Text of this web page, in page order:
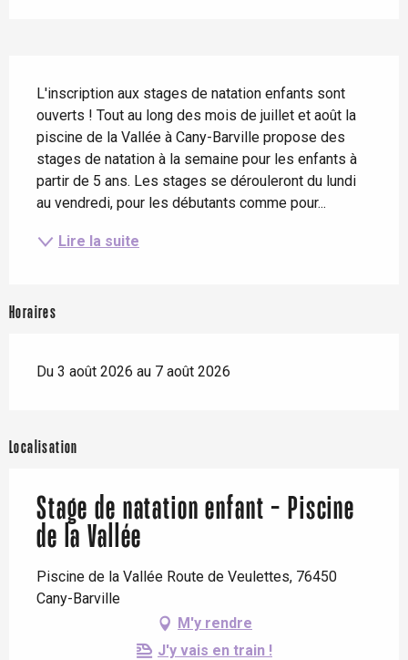
L'inscription aux stages de natation enfants sont
ouverts ! Tout au long des mois de juillet et août la
piscine de la Vallée à Cany-Barville propose des
stages de natation à la semaine pour les enfants à
partir de 5 ans. Les stages se dérouleront du lundi
au vendredi, pour les débutants comme pour...
Lire la suite
Horaires
Du 3 août 2026 au 7 août 2026
Localisation
Stage de natation enfant - Piscine
de la Vallée
Piscine de la Vallée Route de Veulettes, 76450
Cany-Barville
M'y rendre
J'y vais en train !